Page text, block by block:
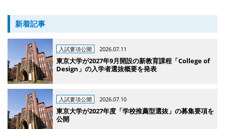
新着記事
入試要項公開 2026.07.11
東京大学が2027年9月開設の新教育課程「College of
Design」の入学者選抜概要を発表
入試要項公開 2026.07.10
東京大学が2027年度「学校推薦型選抜」の募集要項を
公開